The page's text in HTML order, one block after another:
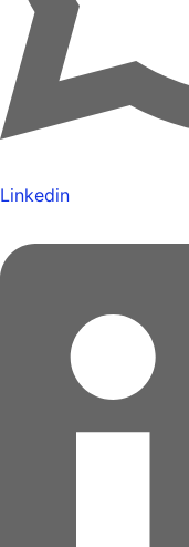
Linkedin